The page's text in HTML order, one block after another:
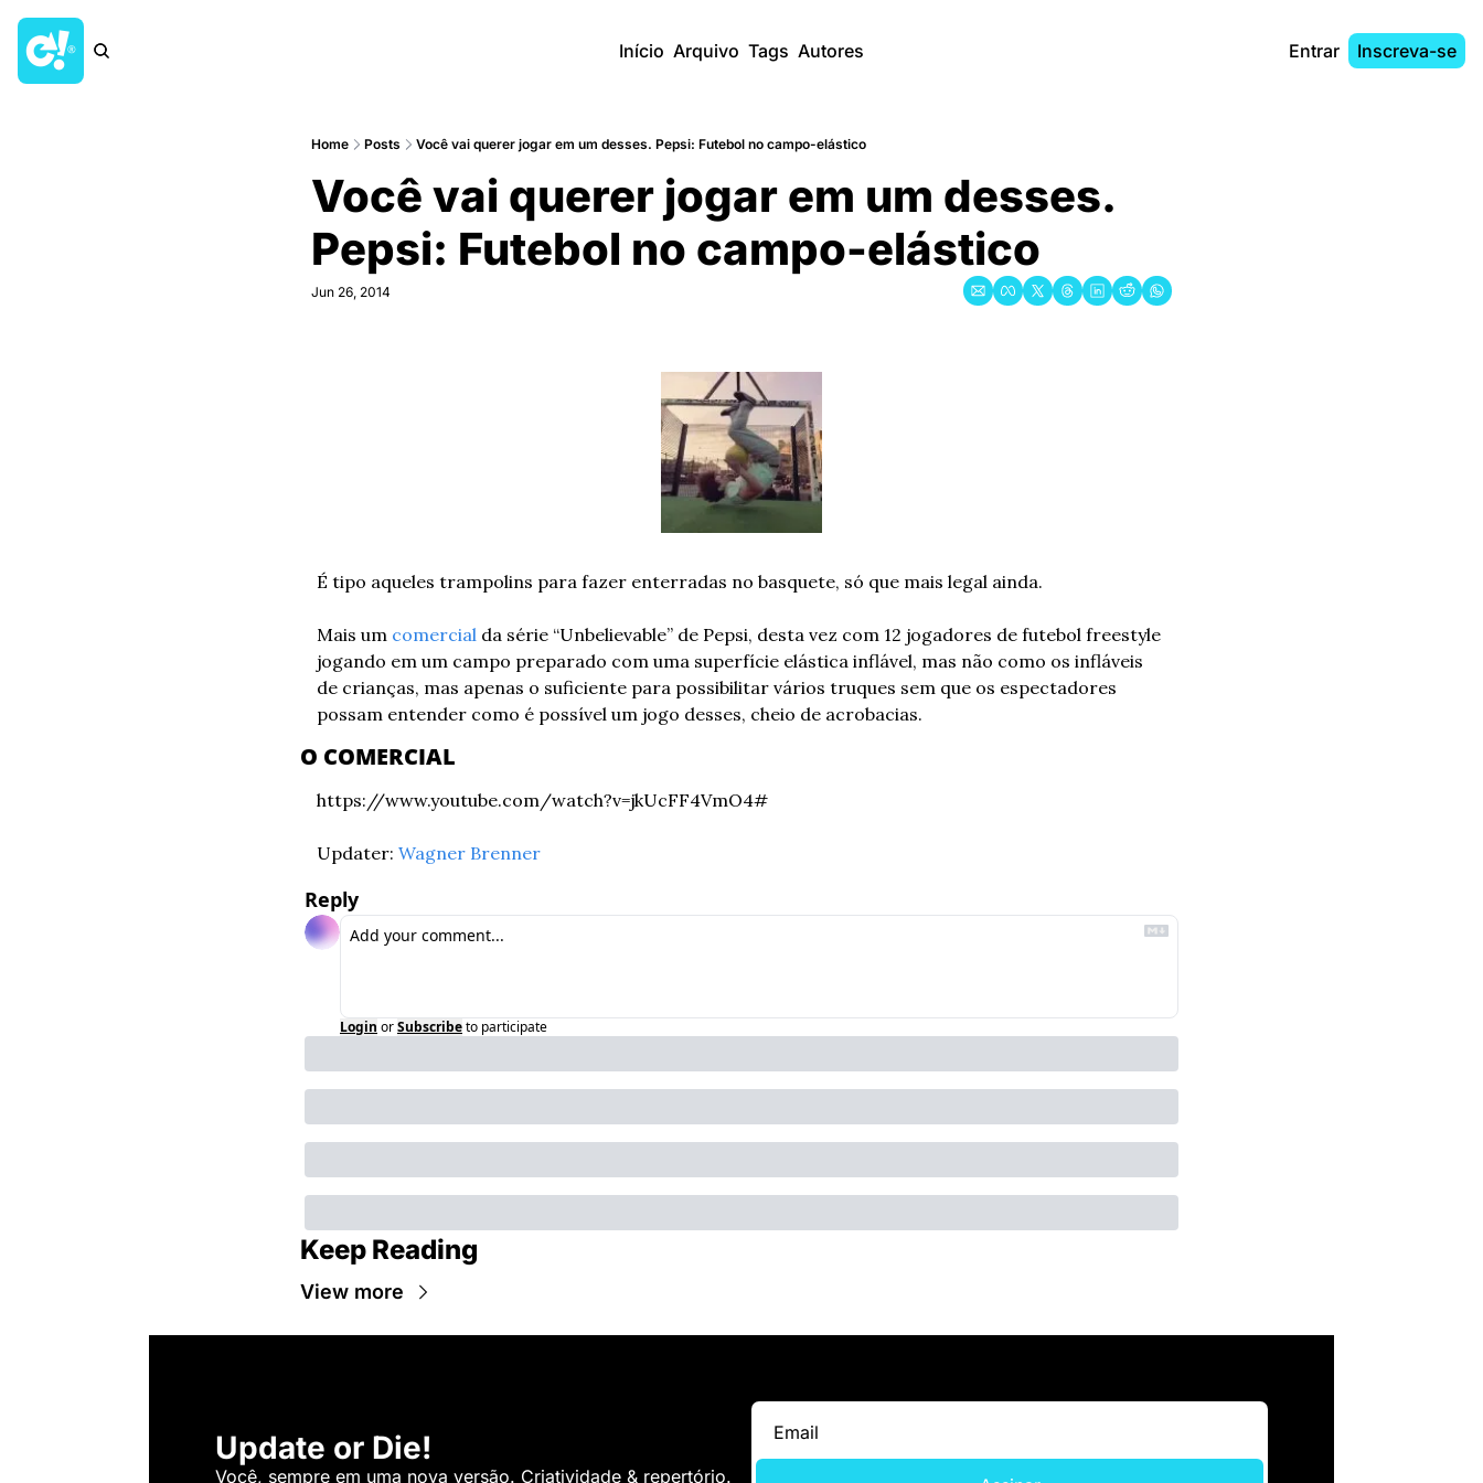
Início Arquivo Tags Autores Entrar Inscreva-se
Home Posts Você vai querer jogar em um desses. Pepsi: Futebol no campo-elástico
Você vai querer jogar em um desses.
Pepsi: Futebol no campo-elástico
Jun 26, 2014
É tipo aqueles trampolins para fazer enterradas no basquete, só que mais legal ainda.
Mais um comercial da série “Unbelievable” de Pepsi, desta vez com 12 jogadores de futebol freestyle
jogando em um campo preparado com uma superfície elástica inflável, mas não como os infláveis
de crianças, mas apenas o suficiente para possibilitar vários truques sem que os espectadores
possam entender como é possível um jogo desses, cheio de acrobacias.
O COMERCIAL
https://www.youtube.com/watch?v=jkUcFF4VmO4#
Updater: Wagner Brenner
Reply
Login orSubscribeto participate
Keep Reading
View more
Update or Die!
Você, sempre em uma nova versão. Criatividade & repertório.